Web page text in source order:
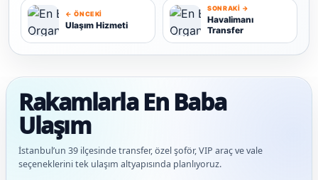
← ÖNCEKI
Ulaşım Hizmeti
SONRAKI →
Havalimanı
Transfer
Rakamlarla En Baba
Ulaşım
İstanbul’un 39 ilçesinde transfer, özel şoför, VIP araç ve vale
seçeneklerini tek ulaşım altyapısında planlıyoruz.